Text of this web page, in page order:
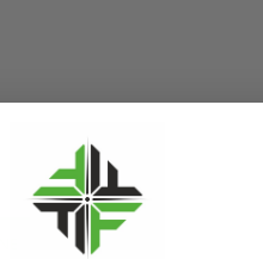
INFORMAZIONI AGGIUNTIVE